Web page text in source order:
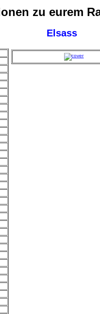
zu eurem
Elsass